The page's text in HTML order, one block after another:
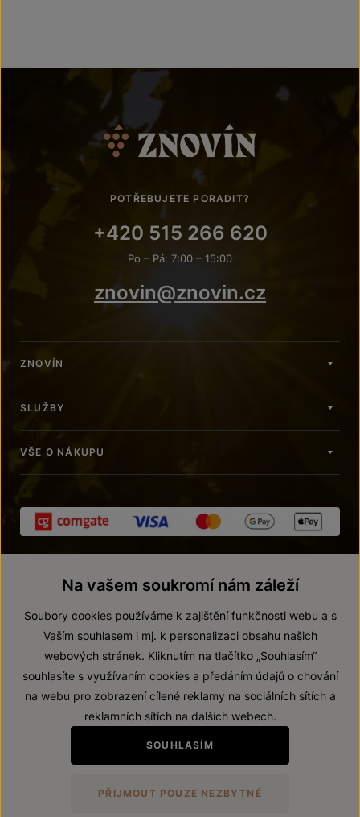
POTŘEBUJETE PORADIT?
+420 515 266 620
Po – Pá: 7:00 – 15:00
znovin@znovin.cz
ZNOVÍN
SLUŽBY
VŠE O NÁKUPU
© 2026 ZNOVÍN ZNOJMO, a. s.
Prohlášení o přístupnosti
Zákaz prodeje alkoholických nápojů osobám mladším 18 let.
VytvořilwebProgress
Na vašem soukromí nám záleží
Soubory cookies používáme k zajištění funkčnosti webu a s
Vaším souhlasem i mj. k personalizaci obsahu našich
webových stránek. Kliknutím na tlačítko „Souhlasím“
souhlasíte s využívaním cookies a předáním údajů o chování
na webu pro zobrazení cílené reklamy na sociálních sítích a
reklamních sítích na dalších webech.
SOUHLASÍM
PŘIJMOUT POUZE NEZBYTNÉ